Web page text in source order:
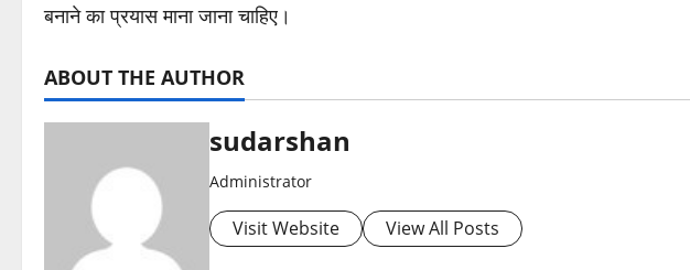
बनाने का प्रयास माना जाना चाहिए।
ABOUT THE AUTHOR
sudarshan
Administrator
Visit Website View All Posts